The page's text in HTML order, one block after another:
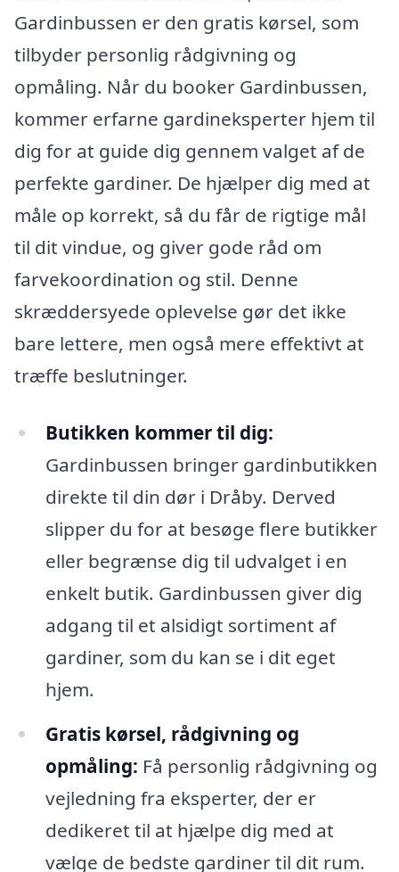
Gardinbussen er den gratis kørsel, som
tilbyder personlig rådgivning og
opmåling. Når du booker Gardinbussen,
kommer erfarne gardineksperter hjem til
dig for at guide dig gennem valget af de
perfekte gardiner. De hjælper dig med at
måle op korrekt, så du får de rigtige mål
til dit vindue, og giver gode råd om
farvekoordination og stil. Denne
skræddersyede oplevelse gør det ikke
bare lettere, men også mere effektivt at
træffe beslutninger.
Butikken kommer til dig:
Gardinbussen bringer gardinbutikken
direkte til din dør i Dråby. Derved
slipper du for at besøge flere butikker
eller begrænse dig til udvalget i en
enkelt butik. Gardinbussen giver dig
adgang til et alsidigt sortiment af
gardiner, som du kan se i dit eget
hjem.
Gratis kørsel, rådgivning og
opmåling: Få personlig rådgivning og
vejledning fra eksperter, der er
dedikeret til at hjælpe dig med at
vælge de bedste gardiner til dit rum.